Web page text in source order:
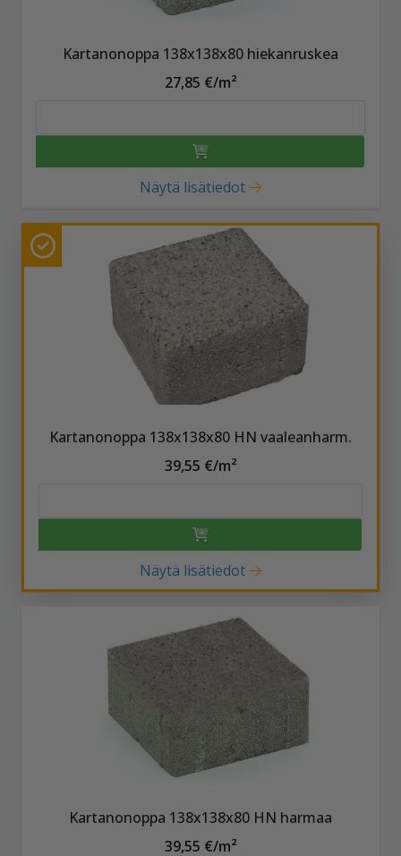
Kartanonoppa 138x138x80 hiekanruskea
27,85 €/m²
Näytä lisätiedot
Kartanonoppa 138x138x80 HN vaaleanharm.
39,55 €/m²
Näytä lisätiedot
Kartanonoppa 138x138x80 HN harmaa
39,55 €/m²